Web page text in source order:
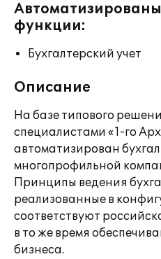
функции:
Бухгалтерский учет
Описание
На базе типового
специалистами «1-го
автоматизирован
многопрофильной
Принципы ведения
реализованные в
соответствуют
в то же время
бизнеса.